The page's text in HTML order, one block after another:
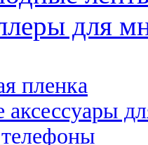
для
пленка